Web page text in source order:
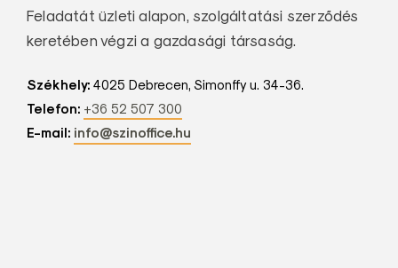
Feladatát üzleti alapon, szolgáltatási szerződés
keretében végzi a gazdasági társaság.
Székhely: 4025 Debrecen, Simonffy u. 34-36.
Telefon: +36 52 507 300
E-mail: info@szinoffice.hu